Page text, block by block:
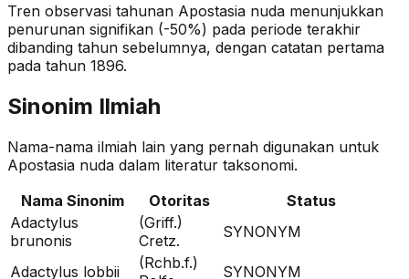
Tren observasi tahunan Apostasia nuda menunjukkan
penurunan signifikan (-50%) pada periode terakhir
dibanding tahun sebelumnya, dengan catatan pertama
pada tahun 1896.
Sinonim Ilmiah
Nama-nama ilmiah lain yang pernah digunakan untuk
Apostasia nuda dalam literatur taksonomi.
Nama Sinonim
Otoritas
Status
Adactylus
brunonis
(Griff.)
Cretz.
SYNONYM
Adactylus lobbii
(Rchb.f.)
SYNONYM